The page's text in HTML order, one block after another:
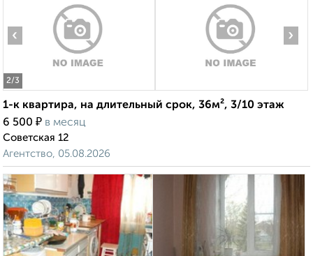
2/3
‹ ›
1-к квартира, на длительный срок, 36м², 3/10 этаж
6 500 ₽ в месяц
Советская 12
Агентство, 05.08.2026